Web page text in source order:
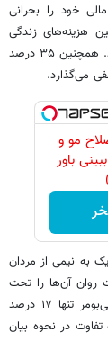
۴۲ درصد وضعیت مالی خود را بحرانی
برای تأمین هزینه‌های زندگی
ندارند و ۲۵ درصد نیز به سختی از پس مخارج خود برمی‌آیند. همچنین ۳۵ درصد
می‌گذارد.
مو و
باور
به نیمی از مردان
روان آن‌ها را تحت
تأثیر قرار می‌دهد، در حالی که این رقم در میان نسل بیبی‌بومر تنها ۱۷ درصد
در نحوه بیان